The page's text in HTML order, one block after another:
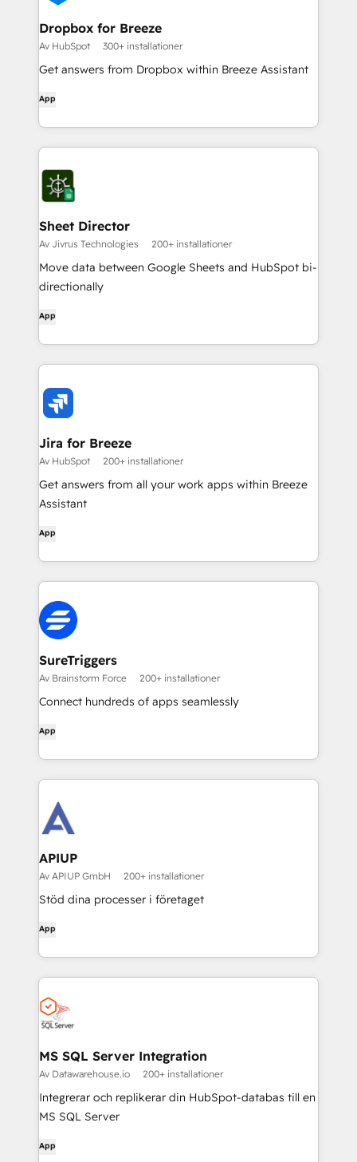
Dropbox for Breeze
Av HubSpot 300+ installationer
Get answers from Dropbox within Breeze Assistant
App
Sheet Director
Av Jivrus Technologies 200+ installationer
Move data between Google Sheets and HubSpot bi-
directionally
App
Jira for Breeze
Av HubSpot 200+ installationer
Get answers from all your work apps within Breeze
Assistant
App
SureTriggers
Av Brainstorm Force 200+ installationer
Connect hundreds of apps seamlessly
App
APIUP
Av APIUP GmbH 200+ installationer
Stöd dina processer i företaget
App
MS SQL Server Integration
Av Datawarehouse.io 200+ installationer
Integrerar och replikerar din HubSpot-databas till en
MS SQL Server
App